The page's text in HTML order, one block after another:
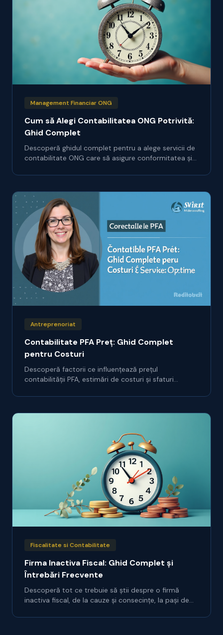
Management Financiar ONG
Cum să Alegi Contabilitatea ONG Potrivită:
Ghid Complet
Descoperă ghidul complet pentru a alege servicii de
contabilitate ONG care să asigure conformitatea și
Antreprenoriat
Contabilitate PFA Preț: Ghid Complet
pentru Costuri
Descoperă factorii ce influențează prețul
contabilității PFA, estimări de costuri și sfaturi
Optimizează-ți bugetul
Fiscalitate si Contabilitate
Firma Inactiva Fiscal: Ghid Complet și
Întrebări Frecvente
Descoperă tot ce trebuie să știi despre o firmă
inactiva fiscal, de la cauze și consecințe, la pași de